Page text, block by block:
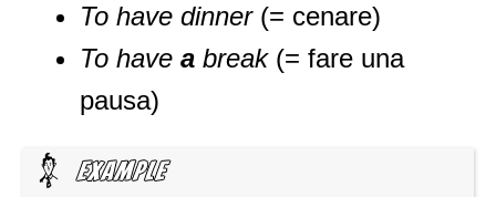
To have dinner (= cenare)
To have a break (= fare una
pausa)